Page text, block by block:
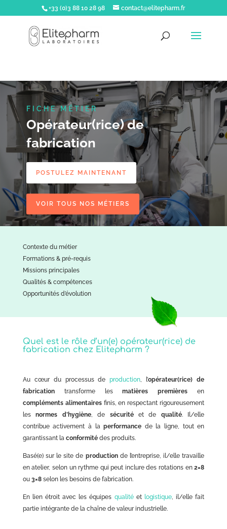
+33 (0)3 88 10 28 98 contact@elitepharm.fr
FICHE MÉTIER
Opérateur(rice) de
fabrication
POSTULEZ MAINTENANT
VOIR TOUS NOS MÉTIERS
Contexte du métier
Formations & pré-requis
Missions principales
Qualités & compétences
Opportunités d’évolution
Quel est le rôle d’un(e) opérateur(rice) de
fabrication chez Elitepharm ?
Au cœur du processus deproduction, l’opérateur(rice) de
fabricationtransforme lesmatières premières en
compléments alimentairesfinis, en respectant rigoureusement
lesnormes d’hygiène, de sécuritéet de qualité. Il/elle
contribue activement à laperformance de la ligne, tout en
garantissant la conformitédes produits.
Basé(e) sur le site de productionde l’entreprise, il/elle travaille
en atelier, selon un rythme qui peut inclure des rotations en2×8
ou 3×8selon les besoins de fabrication.
En lien étroit avec les équipes qualitéet logistique, il/elle fait
partie intégrante de la chaîne de valeur industrielle.